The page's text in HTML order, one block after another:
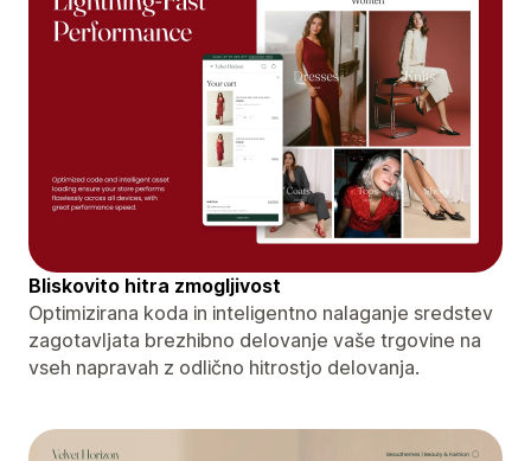
Bliskovito hitra zmogljivost
Optimizirana koda in inteligentno nalaganje sredstev
zagotavljata brezhibno delovanje vaše trgovine na
vseh napravah z odlično hitrostjo delovanja.